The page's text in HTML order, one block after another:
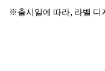
※출시일에 따라, 라벨 디